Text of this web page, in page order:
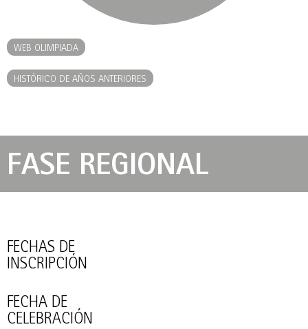
WEB OLIMPIADA
HISTÓRICO DE AÑOS ANTERIORES
FASE REGIONAL
FECHAS DE
INSCRIPCIÓN
FECHA DE
CELEBRACIÓN